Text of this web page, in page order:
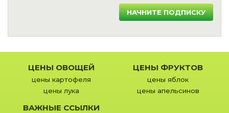
НАЧНИТЕ ПОДПИСКУ
ЦЕНЫ ОВОЩЕЙ
цены картофеля
цены лука
ЦЕНЫ ФРУКТОВ
цены яблок
цены апельсинов
ВАЖНЫЕ ССЫЛКИ